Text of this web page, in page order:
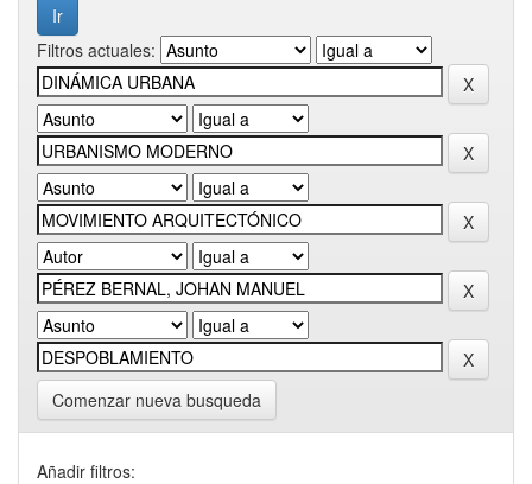
Filtros actuales:
Comenzar nueva busqueda
Añadir filtros: